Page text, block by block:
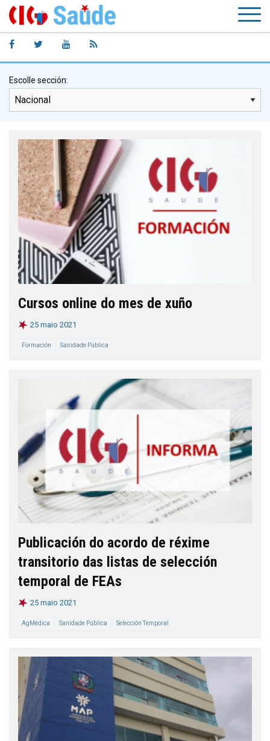
Escolle sección:
Cursos online do mes de xuño
25 maio 2021
Formación Sanidade Pública
Publicación do acordo de réxime
transitorio das listas de selección
temporal de FEAs
25 maio 2021
AgMédica Sanidade Pública Selección Temporal